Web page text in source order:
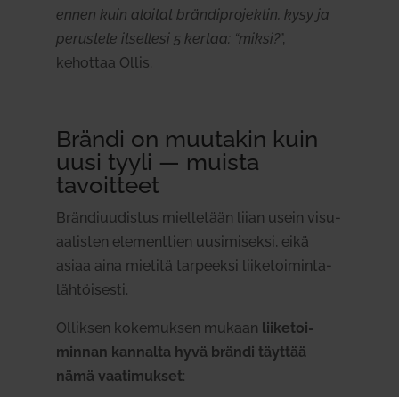
ennen kuin aloitat brän­di­pro­jektin, kysy ja
perustele itsellesi 5 kertaa: “miksi?”,
kehottaa Ollis.
Brändi on muu­takin kuin
uusi tyyli — muista
tavoitteet
Brän­di­uu­distus miel­letään liian usein visu­
aa­listen ele­menttien uusi­mi­seksi, eikä
asiaa aina mietitä tar­peeksi lii­ke­toi­min­ta­
läh­töi­sesti.
Olliksen koke­muksen mukaan lii­ke­toi­
minnan kan­nalta hyvä brändi täyttää
nämä vaa­ti­mukset: